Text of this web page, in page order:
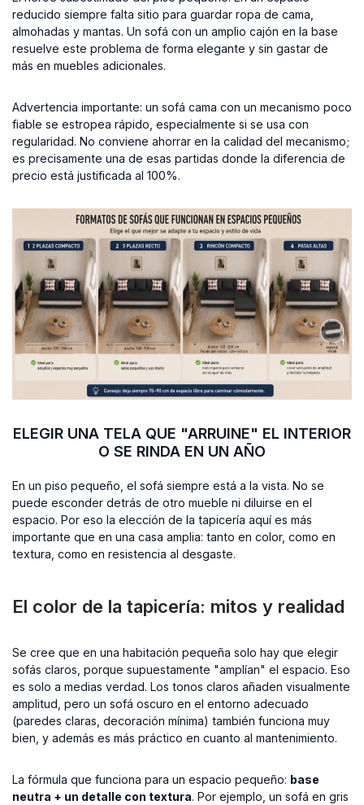
reducido siempre falta sitio para guardar ropa de cama,
almohadas y mantas. Un sofá con un amplio cajón en la base
resuelve este problema de forma elegante y sin gastar de
más en muebles adicionales.
Advertencia importante: un sofá cama con un mecanismo poco
fiable se estropea rápido, especialmente si se usa con
regularidad. No conviene ahorrar en la calidad del mecanismo;
es precisamente una de esas partidas donde la diferencia de
precio está justificada al 100%.
ELEGIR UNA TELA QUE "ARRUINE" EL INTERIOR
O SE RINDA EN UN AÑO
En un piso pequeño, el sofá siempre está a la vista. No se
puede esconder detrás de otro mueble ni diluirse en el
espacio. Por eso la elección de la tapicería aquí es más
importante que en una casa amplia: tanto en color, como en
textura, como en resistencia al desgaste.
El color de la tapicería: mitos y realidad
Se cree que en una habitación pequeña solo hay que elegir
sofás claros, porque supuestamente "amplían" el espacio. Eso
es solo a medias verdad. Los tonos claros añaden visualmente
amplitud, pero un sofá oscuro en el entorno adecuado
(paredes claras, decoración mínima) también funciona muy
bien, y además es más práctico en cuanto al mantenimiento.
La fórmula que funciona para un espacio pequeño: base
neutra + un detalle con textura. Por ejemplo, un sofá en gris